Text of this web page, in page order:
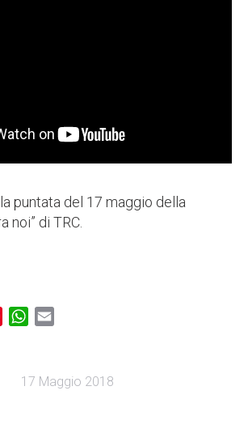
puntata del 17 maggio della
noi” di TRC.
PinterestWhatsApp
17 Maggio 2018